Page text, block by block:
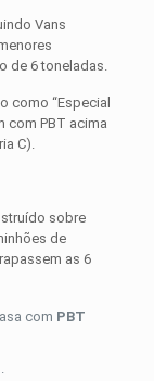
Vans
de 6 toneladas.
como “Especial
com PBT acima
C).
sobre
de
as 6
com PBT